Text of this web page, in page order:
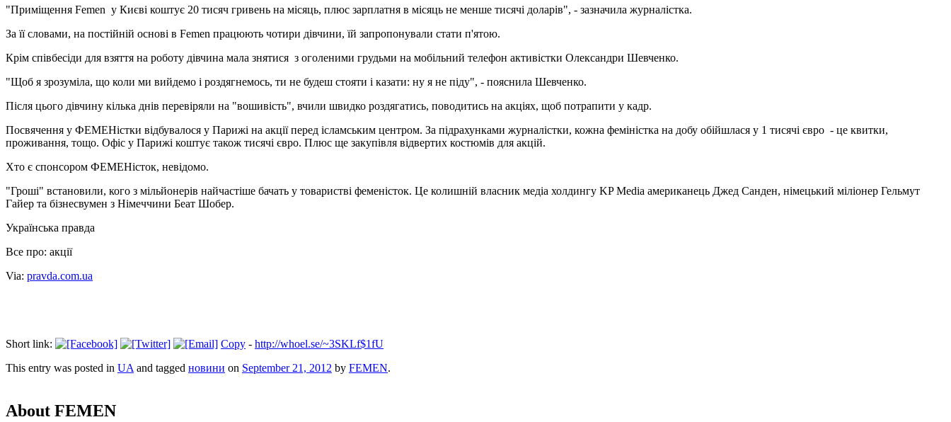
"Приміщення Femen у Києві коштує 20 тисяч гривень на місяць, плюс зарплатня в місяць не менше тисячі доларів", - зазначила журналістка.
За її словами, на постійній основі в Femen працюють чотири дівчини, їй запропонували стати п'ятою.
Крім співбесіди для взяття на роботу дівчина мала знятися з оголеними грудьми на мобільний телефон активістки Олександри Шевченко.
"Щоб я зрозуміла, що коли ми вийдемо і роздягнемось, ти не будеш стояти і казати: ну я не піду", - пояснила Шевченко.
Після цього дівчину кілька днів перевіряли на "вошивість", вчили швидко роздягатись, поводитись на акціях, щоб потрапити у кадр.
Посвячення у ФЕМЕНістки відбувалося у Парижі на акції перед ісламським центром. За підрахунками журналістки, кожна феміністка на добу обійшлася у 1 тисячі євро - це квитки,
проживання, тощо. Офіс у Парижі коштує також тисячі євро. Плюс ще закупівля відвертих костюмів для акцій.
Хто є спонсором ФЕМЕНісток, невідомо.
"Гроші" встановили, кого з мільйонерів найчастіше бачать у товаристві феменісток. Це колишній власник медіа холдингу KP Media американець Джед Санден, німецький міліонер Гельмут
Гайер та бізнесвумен з Німеччини Беат Шобер.
Українська правда
Все про: акції
Via: pravda.com.ua
Short link: Copy - http://whoel.se/~3SKLf$1fU
This entry was posted in UA and tagged новини on September 21, 2012 by FEMEN.
About FEMEN